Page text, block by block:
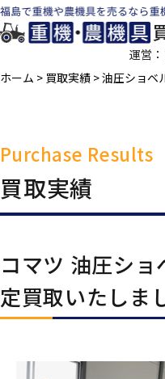
運営
当社の特徴
査定対象一覧
ホーム > 買取実績 >油圧ショベ
Purchase Results
買取実績
コマツ 油圧シ
定買取いたしま